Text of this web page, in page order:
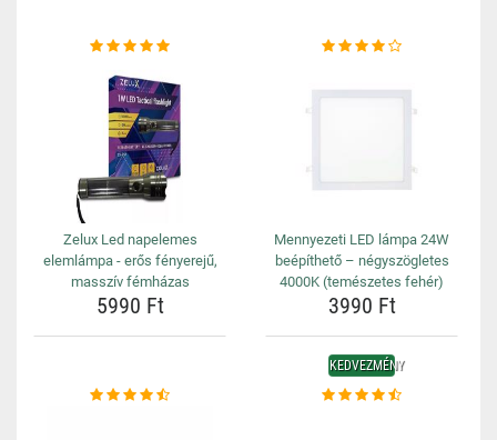
Zelux Led napelemes
elemlámpa - erős fényerejű,
masszív fémházas
5990 Ft
Mennyezeti LED lámpa 24W
beépíthető – négyszögletes
4000K (temészetes fehér)
3990 Ft
KEDVEZMÉNY